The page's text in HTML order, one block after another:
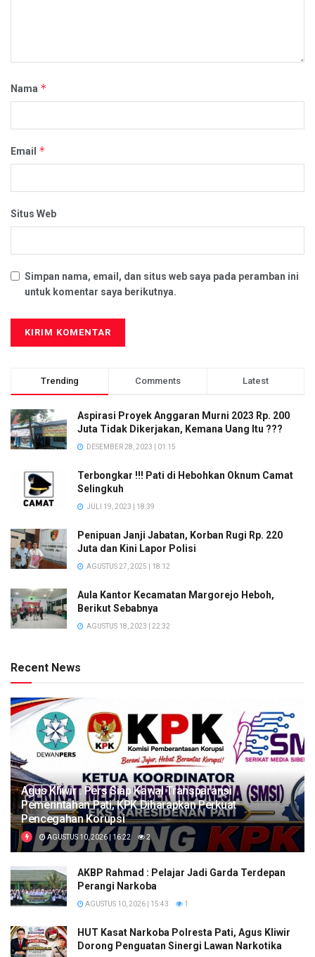
Nama *
Email *
Situs Web
Simpan nama, email, dan situs web saya pada peramban ini
untuk komentar saya berikutnya.
Trending Comments Latest
Aspirasi Proyek Anggaran Murni 2023 Rp. 200
Juta Tidak Dikerjakan, Kemana Uang Itu ???
DESEMBER 28, 2023 | 01:15
Terbongkar !!! Pati di Hebohkan Oknum Camat
Selingkuh
JULI 19, 2023 | 18:39
Penipuan Janji Jabatan, Korban Rugi Rp. 220
Juta dan Kini Lapor Polisi
AGUSTUS 27, 2025 | 18:12
Aula Kantor Kecamatan Margorejo Heboh,
Berikut Sebabnya
AGUSTUS 18, 2023 | 22:32
Recent News
Agus Kliwir : Pers Siap Kawal Transparansi
Pemerintahan Pati, KPK Diharapkan Perkuat
Pencegahan Korupsi
AGUSTUS 10, 2026 | 16:22 2
AKBP Rahmad : Pelajar Jadi Garda Terdepan
Perangi Narkoba
AGUSTUS 10, 2026 | 15:43 1
HUT Kasat Narkoba Polresta Pati, Agus Kliwir
Dorong Penguatan Sinergi Lawan Narkotika